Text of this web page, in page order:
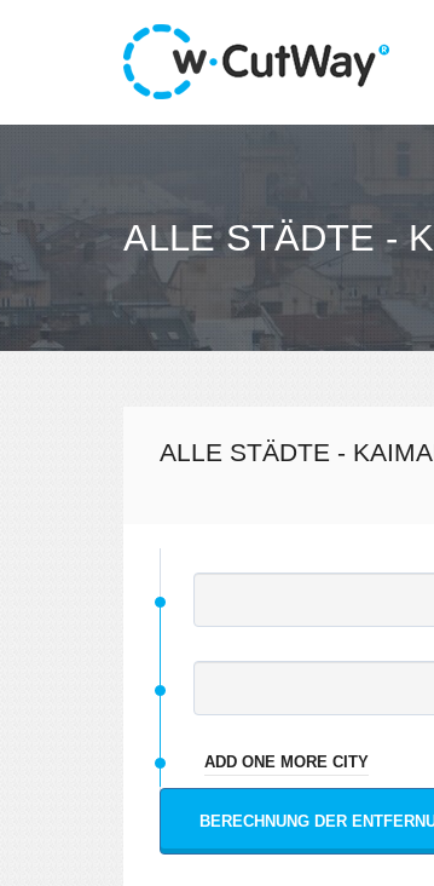
ALLE STÄDTE -
ALLE STÄDTE -
ADD ONE MORE CITY
BERECHNUNG DER